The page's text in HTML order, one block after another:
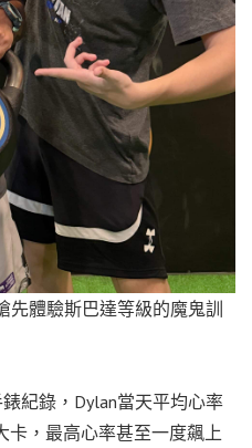
先體驗斯巴達等級的魔鬼訓
紀錄，Dylan當天平均心率
卡，最高心率甚至一度飆上